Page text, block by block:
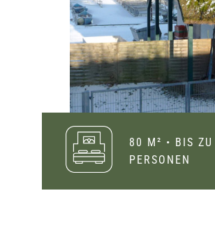
80 M² • BIS
PERSONEN